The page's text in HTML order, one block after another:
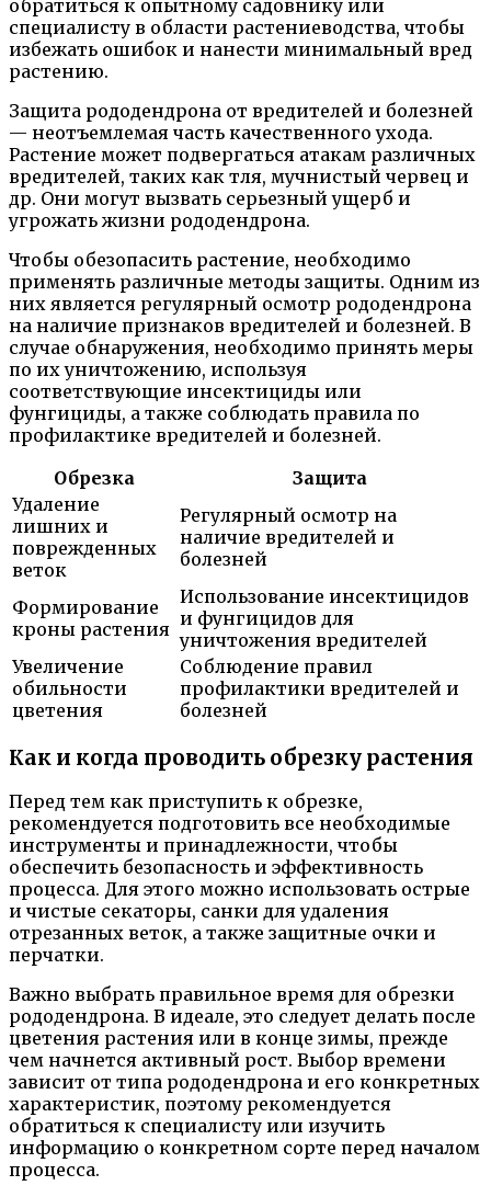
обратиться к опытному садовнику или
специалисту в области растениеводства, чтобы
избежать ошибок и нанести минимальный вред
растению.
Защита рододендрона от вредителей и болезней
— неотъемлемая часть качественного ухода.
Растение может подвергаться атакам различных
вредителей, таких как тля, мучнистый червец и
др. Они могут вызвать серьезный ущерб и
угрожать жизни рододендрона.
Чтобы обезопасить растение, необходимо
применять различные методы защиты. Одним из
них является регулярный осмотр рододендрона
на наличие признаков вредителей и болезней. В
случае обнаружения, необходимо принять меры
по их уничтожению, используя
соответствующие инсектициды или
фунгициды, а также соблюдать правила по
профилактике вредителей и болезней.
Обрезка
Защита
Удаление
лишних и
поврежденных
веток
Регулярный осмотр на
наличие вредителей и
болезней
Формирование
кроны растения
Использование инсектицидов
и фунгицидов для
уничтожения вредителей
Увеличение
обильности
цветения
Соблюдение правил
профилактики вредителей и
болезней
Как и когда проводить обрезку растения
Перед тем как приступить к обрезке,
рекомендуется подготовить все необходимые
инструменты и принадлежности, чтобы
обеспечить безопасность и эффективность
процесса. Для этого можно использовать острые
и чистые секаторы, санки для удаления
отрезанных веток, а также защитные очки и
перчатки.
Важно выбрать правильное время для обрезки
рододендрона. В идеале, это следует делать после
цветения растения или в конце зимы, прежде
чем начнется активный рост. Выбор времени
зависит от типа рододендрона и его конкретных
характеристик, поэтому рекомендуется
обратиться к специалисту или изучить
информацию о конкретном сорте перед началом
процесса.